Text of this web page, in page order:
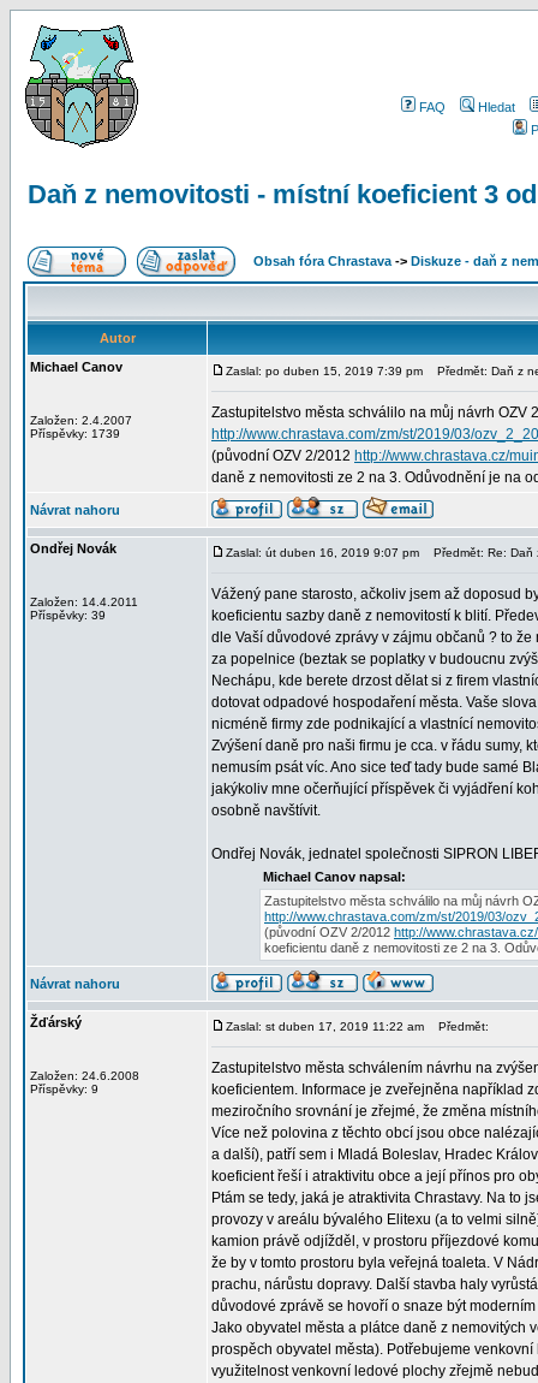
FAQ
Hledat
Daň z nemovitosti - místní koeficient 3
Obsah fóra Chrastava -> Diskuze - daň z
Autor
Michael Canov
Založen: 2.4.2007
Příspěvky: 1739
Zaslal: po duben 15, 2019 7:39 pm Předmět: Daň z
Zastupitelstvo města schválilo na můj návrh OZV
http://www.chrastava.com/zm/st/2019/03/
(původní OZV 2/2012 http://www.chrastava.cz/
daně z nemovitosti ze 2 na 3. Odůvodnění je na
Návrat nahoru
Ondřej Novák
Založen: 14.4.2011
Příspěvky: 39
Zaslal: út duben 16, 2019 9:07 pm Předmět: Re: Daň
Vážený pane starosto, ačkoliv jsem až doposud
koeficientu sazby daně z nemovitostí k blití.
dle Vaší důvodové zprávy v zájmu občanů ? to
za popelnice (beztak se poplatky v budoucnu
Nechápu, kde berete drzost dělat si z firem
dotovat odpadové hospodaření města. Vaše
nicméně firmy zde podnikající a vlastnící
Zvýšení daně pro naši firmu je cca. v řádu sumy,
nemusím psát víc. Ano sice teď tady bude samé
jakýkoliv mne očerňující příspěvek či vyjádření
osobně navštívit.
Ondřej Novák, jednatel společnosti SIPRON
Michael Canov napsal:
Zastupitelstvo města schválilo na můj návrh
http://www.chrastava.com/zm/st/2019/03/
(původní OZV 2/2012 http://
koeficientu daně z nemovitosti ze 2 na 3.
Návrat nahoru
Žďárský
Založen: 24.6.2008
Příspěvky: 9
Zaslal: st duben 17, 2019 11:22 am Předmět:
Zastupitelstvo města schválením návrhu na
koeficientem. Informace je zveřejněna například
meziročního srovnání je zřejmé, že změna
Více než polovina z těchto obcí jsou obce
a další), patří sem i Mladá Boleslav, Hradec
koeficient řeší i atraktivitu obce a její přínos pro
Ptám se tedy, jaká je atraktivita Chrastavy. Na to
provozy v areálu bývalého Elitexu (a to velmi
kamion právě odjížděl, v prostoru příjezdové
že by v tomto prostoru byla veřejná toaleta. V
prachu, nárůstu dopravy. Další stavba haly
důvodové zprávě se hovoří o snaze být
Jako obyvatel města a plátce daně z nemovitých
prospěch obyvatel města). Potřebujeme
využitelnost venkovní ledové plochy zřejmě